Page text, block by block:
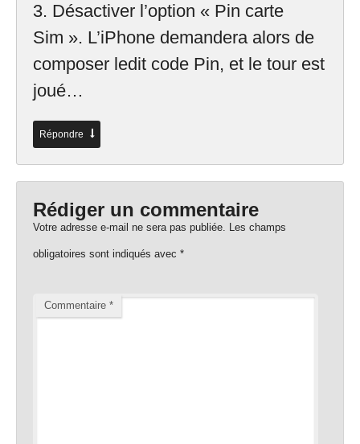
3. Désactiver l’option « Pin carte
Sim ». L’iPhone demandera alors de
composer ledit code Pin, et le tour est
joué…
Répondre
Rédiger un commentaire
Votre adresse e-mail ne sera pas publiée. Les champs
obligatoires sont indiqués avec *
Commentaire *